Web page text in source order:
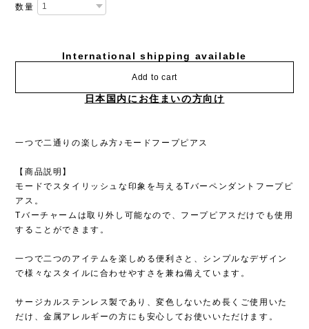
数量
International shipping available
Add to cart
日本国内にお住まいの方向け
一つで二通りの楽しみ方♪モードフープピアス
【商品説明】
モードでスタイリッシュな印象を与えるTバーペンダントフープピ
アス。
Tバーチャームは取り外し可能なので、フープピアスだけでも使用
することができます。
一つで二つのアイテムを楽しめる便利さと、シンプルなデザイン
で様々なスタイルに合わせやすさを兼ね備えています。
サージカルステンレス製であり、変色しないため長くご使用いた
だけ、金属アレルギーの方にも安心してお使いいただけます。